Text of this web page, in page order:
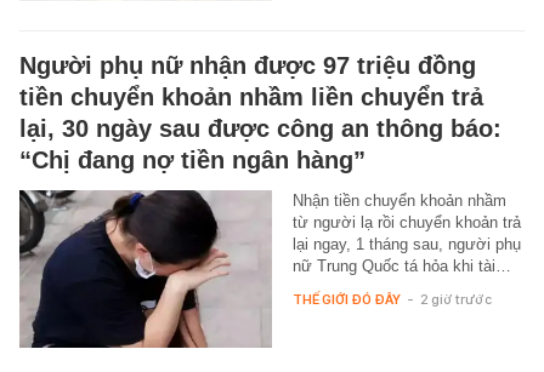
Người phụ nữ nhận được 97 triệu đồng
tiền chuyển khoản nhầm liền chuyển trả
lại, 30 ngày sau được công an thông báo:
“Chị đang nợ tiền ngân hàng”
Nhận tiền chuyển khoản nhầm
từ người lạ rồi chuyển khoản trả
lại ngay, 1 tháng sau, người phụ
nữ Trung Quốc tá hỏa khi tài…
THẾ GIỚI ĐÓ ĐÂY - 2 giờ trước